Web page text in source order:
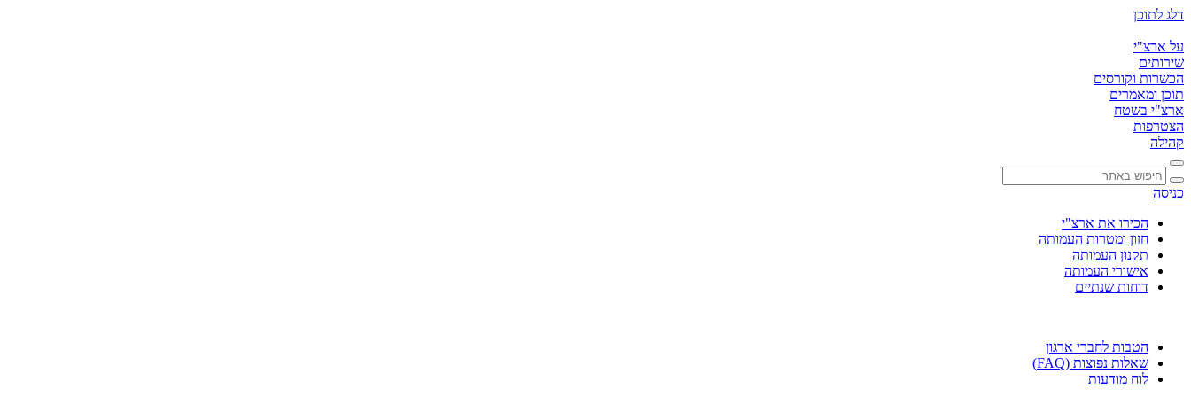
דלג לתוכן
על ארצ"י
שירותים
הכשרות וקורסים
תוכן ומאמרים
ארצ"י בשטח
הצטרפות
קהילה
כניסה
הכירו את ארצ"י
חזון ומטרות העמותה
תקנון העמותה
אישורי העמותה
דוחות שנתיים
הטבות לחברי ארגון
שאלות נפוצות (FAQ)
לוח מודעות